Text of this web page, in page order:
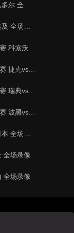
场录像
场录像
其 全场录像
全场录像
全场录像
全场录像
场录像
全场录像
全场录像